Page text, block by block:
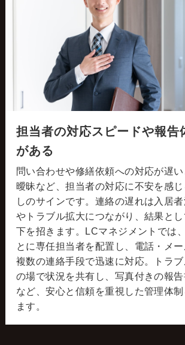
担当者の対応スピードや報告
がある
問い合わせや修繕依頼への対応が遅
曖昧など、担当者の対応に不安を感
しのサインです。連絡の遅れは入居
やトラブル拡大につながり、結果と
下を招きます。LCマネジメントでは
とに専任担当者を配置し、電話・メ
複数の連絡手段で迅速に対応。トラ
の場で状況を共有し、写真付きの報
など、安心と信頼を重視した管理体
ます。